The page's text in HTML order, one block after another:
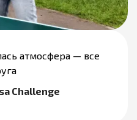
атмосфера — все
Challenge